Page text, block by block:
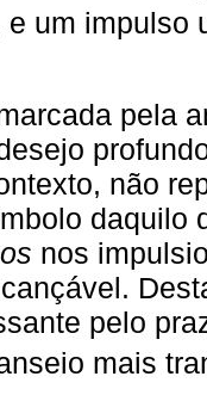
um impulso
pela
não
daquilo
nos
pelo
mais